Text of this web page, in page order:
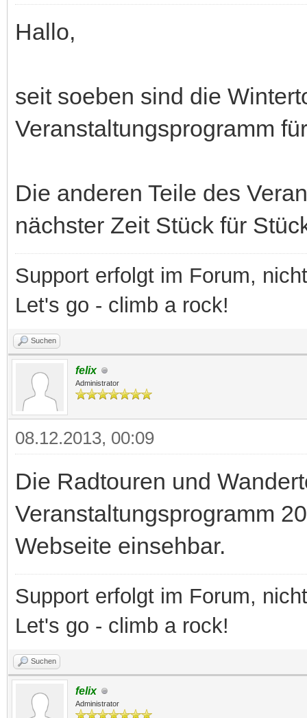
Hallo,
seit soeben sind die
Veranstaltungsprogramm
Die anderen Teile des
nächster Zeit Stück für
Support erfolgt im Forum,
Let's go - climb a rock!
Suchen
felix
Administrator
08.12.2013, 00:09
Die Radtouren und
Veranstaltungsprogramm
Webseite einsehbar.
Support erfolgt im Forum,
Let's go - climb a rock!
Suchen
felix
Administrator